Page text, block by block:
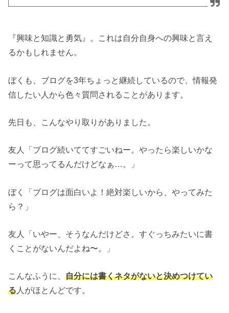
『興味と知識と勇気』。これは自分自身への興味と言え
るかもしれません。
ぼくも、ブログを3年ちょっと継続しているので、情報発
信したい人から色々質問されることがあります。
先日も、こんなやり取りがありました。
友人「ブログ続いててすごいねー。やったら楽しいかな
ーって思ってるんだけどなぁ…。」
ぼく「ブログは面白いよ！絶対楽しいから、やってみた
ら？」
友人「いやー、そうなんだけどさ。すぐっちみたいに書
くことがないんだよね〜。」
こんなふうに、自分には書くネタがないと決めつけてい
る 人がほとんどです。